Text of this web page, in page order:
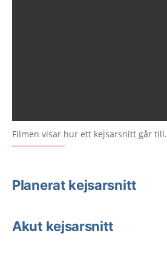
Filmen visar hur ett kejsarsnitt går till.
Planerat kejsarsnitt
Akut kejsarsnitt